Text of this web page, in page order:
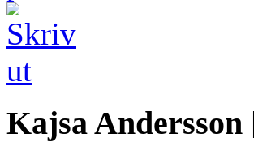
Kajsa Andersson